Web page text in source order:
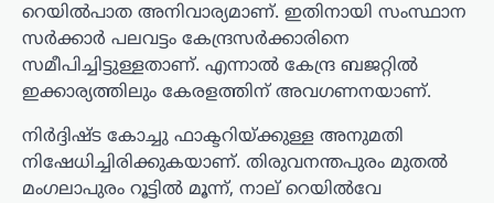
റെയില്‍പാത അനിവാര്യമാണ്. ഇതിനായി സംസ്ഥാന
സര്‍ക്കാര്‍ പലവട്ടം കേന്ദ്രസര്‍ക്കാരിനെ
സമീപിച്ചിട്ടുള്ളതാണ്. എന്നാല്‍ കേന്ദ്ര ബജറ്റില്‍
ഇക്കാര്യത്തിലും കേരളത്തിന് അവഗണനയാണ്.
നിര്‍ദ്ദിഷ്ട കോച്ചു ഫാക്ടറിയ്ക്കുള്ള അനുമതി
നിഷേധിച്ചിരിക്കുകയാണ്. തിരുവനന്തപുരം മുതല്‍
മംഗലാപുരം റൂട്ടില്‍ മൂന്ന്, നാല് റെയില്‍വേ